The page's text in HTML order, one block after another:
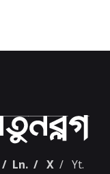
/ Ln. /X /Yt.